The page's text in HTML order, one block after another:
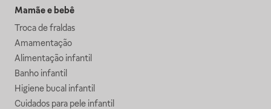
Mamãe e bebê
Troca de fraldas
Amamentação
Alimentação infantil
Banho infantil
Higiene bucal infantil
Cuidados para pele infantil